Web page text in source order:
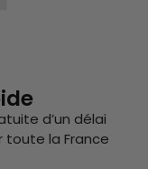
d’un délai
toute la France